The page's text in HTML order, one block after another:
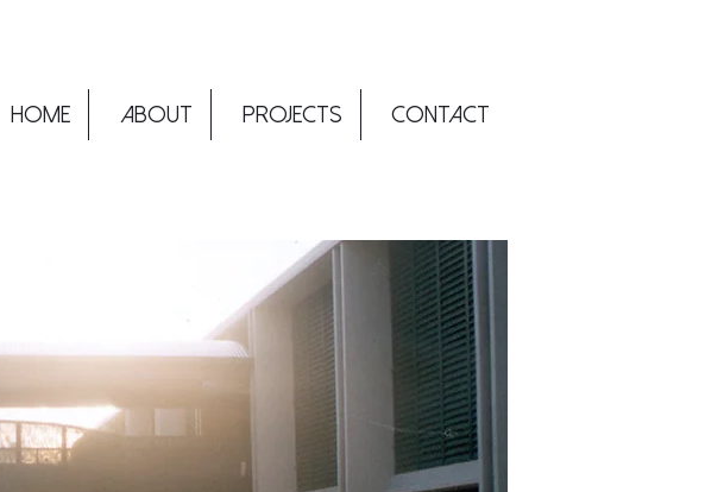
Home ABOUT PROJECTS CONTACT